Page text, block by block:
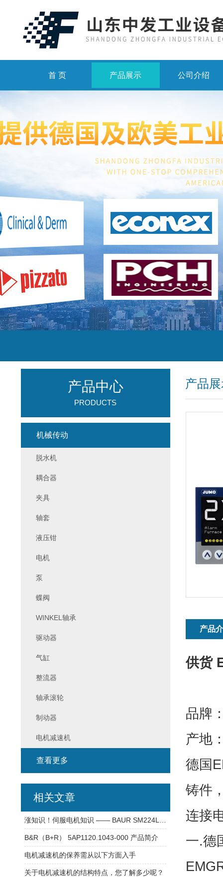
首 页 产品展示 公司介绍
产品
产品
供货
品牌
产地
德国
铸件
连接
一.德
产品中心
PRODUCTS
机械传动
脱水机
耦合器
夹具
轴套
液压钳
电机
泵
蝶阀
WINKEL轴承
驱动器
气缸
整流器
轴承滚轮
制动器
电机减速机
查看更多
相关文章
B&R（B+R） 5AP1120.1043-000 产品简介
电机减速机的保养需从以下方面入手
关于电机减速机的结构特点，您了解多少呢？